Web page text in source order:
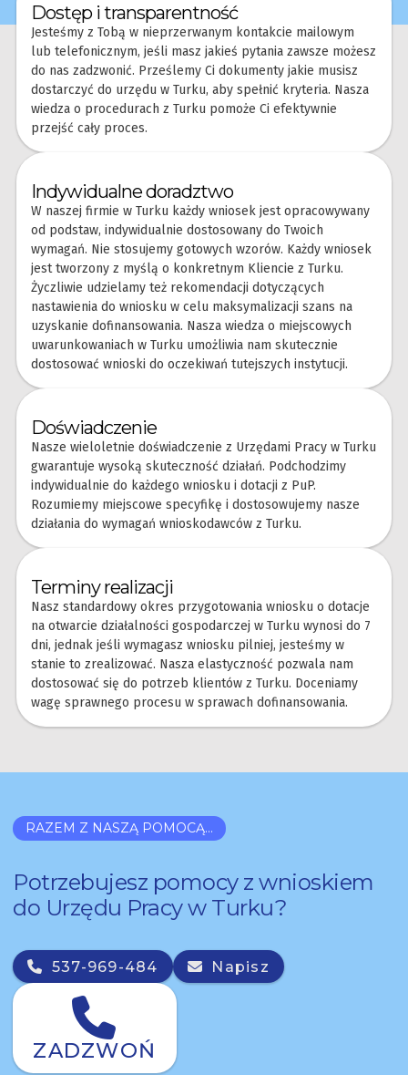
Dostęp i transparentność
Jesteśmy z Tobą w nieprzerwanym kontakcie mailowym
lub telefonicznym, jeśli masz jakieś pytania zawsze możesz
do nas zadzwonić. Prześlemy Ci dokumenty jakie musisz
dostarczyć do urzędu w Turku, aby spełnić kryteria. Nasza
wiedza o procedurach z Turku pomoże Ci efektywnie
przejść cały proces.
Indywidualne doradztwo
W naszej firmie w Turku każdy wniosek jest opracowywany
od podstaw, indywidualnie dostosowany do Twoich
wymagań. Nie stosujemy gotowych wzorów. Każdy wniosek
jest tworzony z myślą o konkretnym Kliencie z Turku.
Życzliwie udzielamy też rekomendacji dotyczących
nastawienia do wniosku w celu maksymalizacji szans na
uzyskanie dofinansowania. Nasza wiedza o miejscowych
uwarunkowaniach w Turku umożliwia nam skutecznie
dostosować wnioski do oczekiwań tutejszych instytucji.
Doświadczenie
Nasze wieloletnie doświadczenie z Urzędami Pracy w Turku
gwarantuje wysoką skuteczność działań. Podchodzimy
indywidualnie do każdego wniosku i dotacji z PuP.
Rozumiemy miejscowe specyfikę i dostosowujemy nasze
działania do wymagań wnioskodawców z Turku.
Terminy realizacji
Nasz standardowy okres przygotowania wniosku o dotacje
na otwarcie działalności gospodarczej w Turku wynosi do 7
dni, jednak jeśli wymagasz wniosku pilniej, jesteśmy w
stanie to zrealizować. Nasza elastyczność pozwala nam
dostosować się do potrzeb klientów z Turku. Doceniamy
wagę sprawnego procesu w sprawach dofinansowania.
RAZEM Z NASZĄ POMOCĄ...
Potrzebujesz pomocy z wnioskiem
do Urzędu Pracy w Turku?
537-969-484 Napisz
ZADZWOŃ